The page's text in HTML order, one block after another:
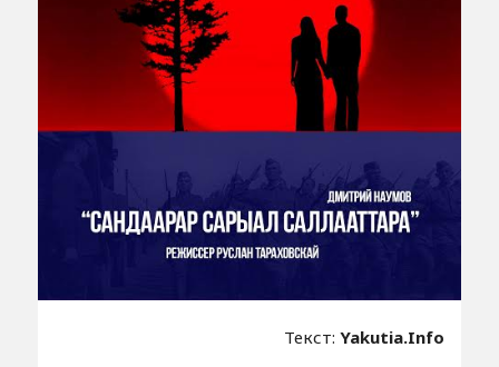
Текст:Yakutia.Info